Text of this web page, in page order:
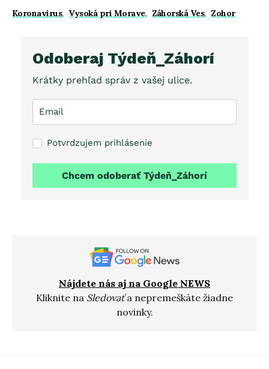
Koronavírus, Vysoká pri Morave, Záhorská Ves, Zohor
Odoberaj Týdeň_Záhorí
Krátky prehľad správ z vašej ulice.
Potvrdzujem prihlásenie
Chcem odoberať Týdeň_Záhorí
Nájdete nás aj na Google NEWS
Kliknite na Sledovaťa nepremeškáte žiadne
novinky.